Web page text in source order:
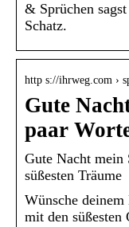
& Sprüchen
Schatz.
http s://ihrweg.com ›
Gute
paar
Gute Nacht mein
süßesten Träume
Wünsche
mit den süßesten